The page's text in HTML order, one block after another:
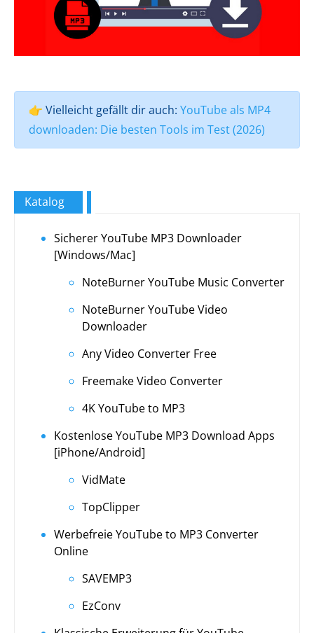
👉 Vielleicht gefällt dir auch: YouTube als MP4
downloaden: Die besten Tools im Test (2026)
Katalog
Sicherer YouTube MP3 Downloader
[Windows/Mac]
NoteBurner YouTube Music Converter
NoteBurner YouTube Video
Downloader
Any Video Converter Free
Freemake Video Converter
4K YouTube to MP3
Kostenlose YouTube MP3 Download Apps
[iPhone/Android]
VidMate
TopClipper
Werbefreie YouTube to MP3 Converter
Online
SAVEMP3
EzConv